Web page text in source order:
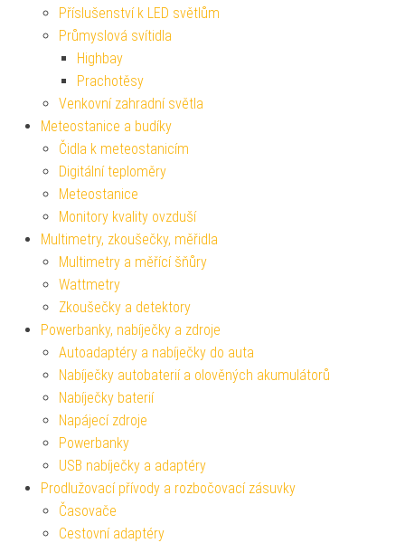
Příslušenství k LED světlům
Průmyslová svítidla
Highbay
Prachotěsy
Venkovní zahradní světla
Meteostanice a budíky
Čidla k meteostanicím
Digitální teploměry
Meteostanice
Monitory kvality ovzduší
Multimetry, zkoušečky, měřidla
Multimetry a měřící šňůry
Wattmetry
Zkoušečky a detektory
Powerbanky, nabíječky a zdroje
Autoadaptéry a nabíječky do auta
Nabíječky autobaterií a olověných akumulátorů
Nabíječky baterií
Napájecí zdroje
Powerbanky
USB nabíječky a adaptéry
Prodlužovací přívody a rozbočovací zásuvky
Časovače
Cestovní adaptéry